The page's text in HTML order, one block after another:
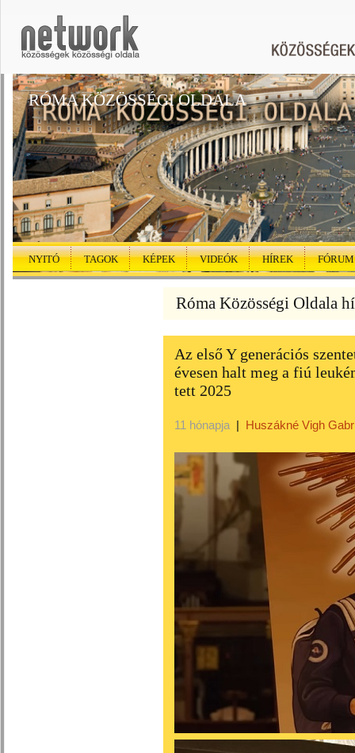
RÓMA KÖZÖSSÉGI OLDALA
NYITÓ TAGOK KÉPEK VIDEÓK HÍREK FÓRUM
Róma Közösségi Oldala
Az első Y generációs
évesen halt meg a fiú
tett 2025
11 hónapja | Huszákné Vigh